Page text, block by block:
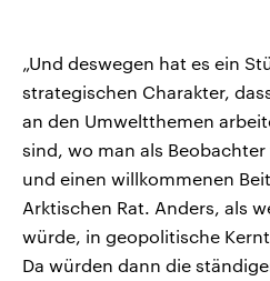
„Und deswegen hat es ein
strategischen Charakter,
an den Umweltthemen
sind, wo man als
und einen willkommenen
Arktischen Rat. Anders, als
würde, in geopolitische
Da würden dann die